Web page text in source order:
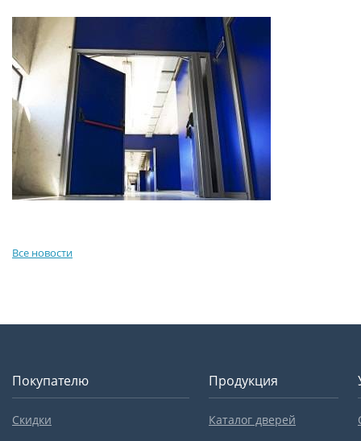
Все новости
Покупателю
Скидки
Продукция
Каталог дверей